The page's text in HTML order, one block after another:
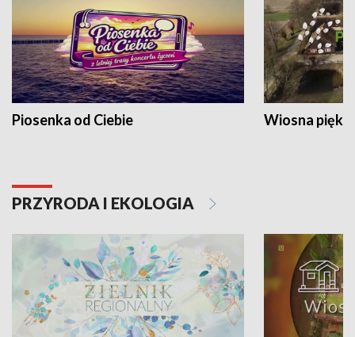
Piosenka od Ciebie Wiosna
PRZYRODA I EKOLOGIA